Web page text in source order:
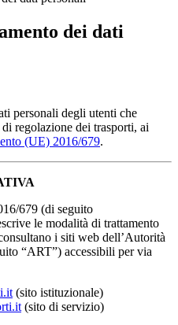
dei dati
personali degli utenti che
regolazione dei trasporti, ai
(UE) 2016/679.
679 (di seguito
le modalità di trattamento
i siti web dell’Autorità
“ART”) accessibili per via
(sito istituzionale)
(sito di servizio)